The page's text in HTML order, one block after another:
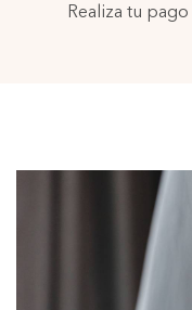
Realiza tu